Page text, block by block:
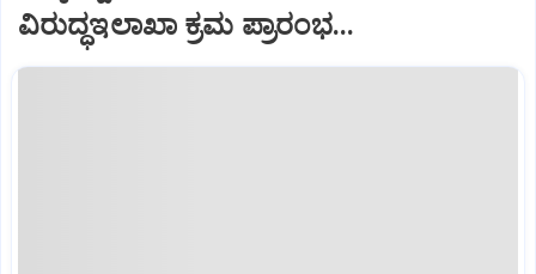
ವಿರುದ್ಧಇಲಾಖಾ ಕ್ರಮ ಪ್ರಾರಂಭ...